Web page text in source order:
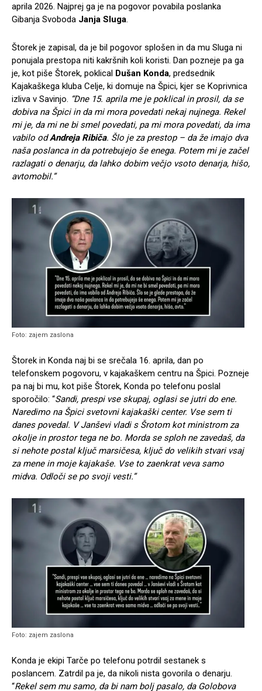
aprila 2026. Najprej ga je na pogovor povabila poslanka
Gibanja Svoboda Janja Sluga.
Štorek je zapisal, da je bil pogovor splošen in da mu Sluga ni
ponujala prestopa niti kakršnih koli koristi. Dan pozneje pa ga
je, kot piše Štorek, poklical Dušan Konda, predsednik
Kajakaškega kluba Celje, ki domuje na Špici, kjer se Koprivnica
izliva v Savinjo. “Dne 15. aprila me je poklical in prosil, da se
dobiva na Špici in da mi mora povedati nekaj nujnega. Rekel
mi je, da mi ne bi smel povedati, pa mi mora povedati, da ima
vabilo odAndreja Ribiča. Šlo je za prestop – da že imajo dva
naša poslanca in da potrebujejo še enega. Potem mi je začel
razlagati o denarju, da lahko dobim večjo vsoto denarja, hišo,
avtomobil.”
Foto: zajem zaslona
Štorek in Konda naj bi se srečala 16. aprila, dan po
telefonskem pogovoru, v kajakaškem centru na Špici. Pozneje
pa naj bi mu, kot piše Štorek, Konda po telefonu poslal
sporočilo: “Sandi, prespi vse skupaj, oglasi se jutri do ene.
Naredimo na Špici svetovni kajakaški center. Vse sem ti
danes povedal. V Janševi vladi s Šrotom kot ministrom za
okolje in prostor tega ne bo. Morda se sploh ne zavedaš, da
si nehote postal ključ marsičesa, ključ do velikih stvari vsaj
za mene in moje kajakaše. Vse to zaenkrat veva samo
midva. Odloči se po svoji vesti.”
Foto: zajem zaslona
Konda je ekipi Tarče po telefonu potrdil sestanek s
poslancem. Zatrdil pa je, da nikoli nista govorila o denarju.
“Rekel sem mu samo, da bi nam bolj pasalo, da Golobova